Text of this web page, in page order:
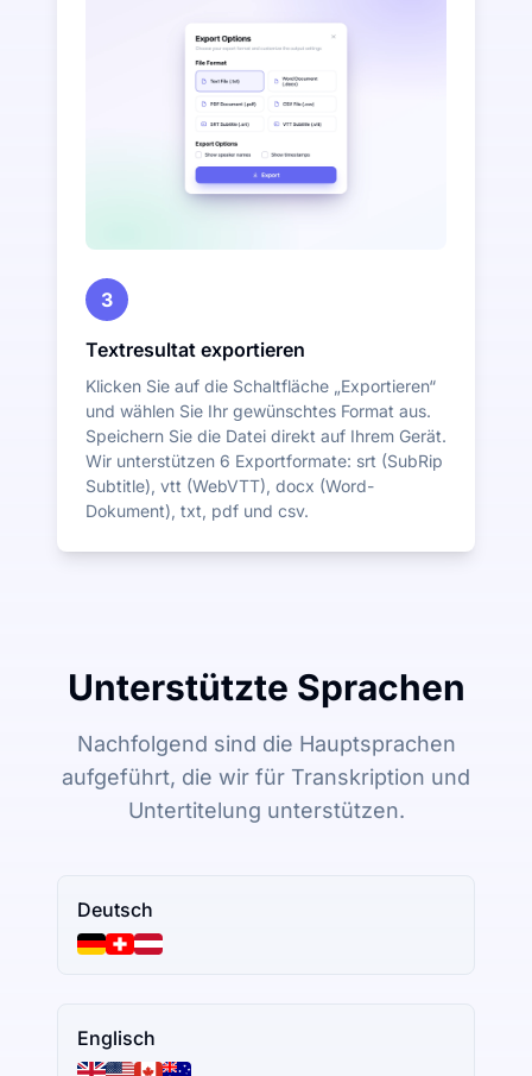
3
Textresultat exportieren
Klicken Sie auf die Schaltfläche „Exportieren“
und wählen Sie Ihr gewünschtes Format aus.
Speichern Sie die Datei direkt auf Ihrem Gerät.
Wir unterstützen 6 Exportformate: srt (SubRip
Subtitle), vtt (WebVTT), docx (Word-
Dokument), txt, pdf und csv.
Unterstützte Sprachen
Nachfolgend sind die Hauptsprachen
aufgeführt, die wir für Transkription und
Untertitelung unterstützen.
Deutsch
Englisch